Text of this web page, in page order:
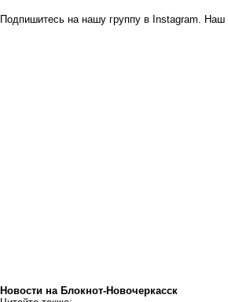
Подпишитесь на нашу группу в Instagram . Наш
Новости на Блoкнoт-Новочеркасск